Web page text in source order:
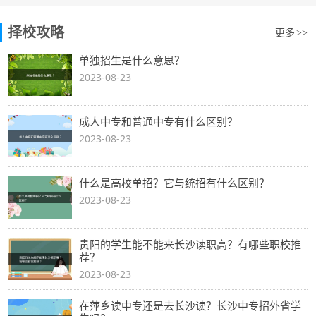
择校攻略 更多 >>
单独招生是什么意思？
2023-08-23
成人中专和普通中专有什么区别？
2023-08-23
什么是高校单招？它与统招有什么区别？
2023-08-23
贵阳的学生能不能来长沙读职高？有哪些职校推
荐？
2023-08-23
在萍乡读中专还是去长沙读？长沙中专招外省学